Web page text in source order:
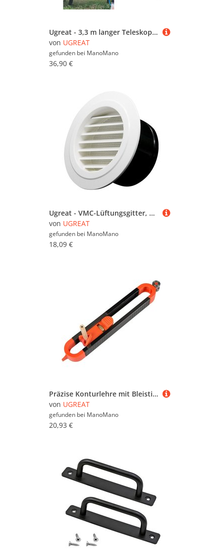
Ugreat - 3,3 m langer Teleskop-Handdrucksprüher zum Versprühen von Pestiziden auf Bäume, Bewässerungszubehör und Gartentanks.
von UGREAT
gefunden bei ManoMano
36,90 €
Ugreat - VMC-Lüftungsgitter, 75 mm Lüftungsgitter mit Schutzgitter – VMC-Lüftungsgitter, 75 mm Lüftungsgitter mit Schutzgitter abs (ø75 mm)
von UGREAT
gefunden bei ManoMano
18,09 €
Präzise Konturlehre mit Bleistiftverriegelung, Multifunktions-Anreißwerkzeug, Duplizierer für unregelmäßige Formen für die Holzbearbeitung
von UGREAT
gefunden bei ManoMano
20,93 €